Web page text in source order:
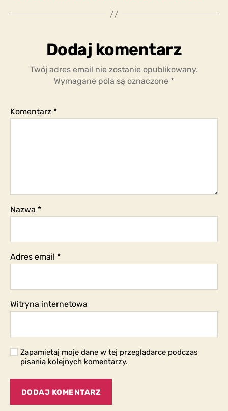
Dodaj komentarz
Twój adres email nie zostanie opublikowany.
Wymagane pola są oznaczone *
Komentarz *
Nazwa *
Adres email *
Witryna internetowa
Zapamiętaj moje dane w tej przeglądarce podczas
pisania kolejnych komentarzy.